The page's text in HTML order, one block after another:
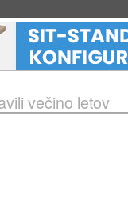
večino letov